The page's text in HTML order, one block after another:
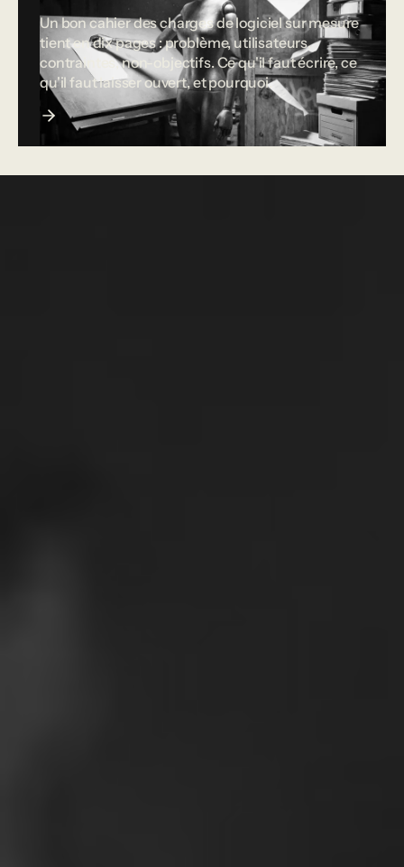
Un bon cahier des charges de logiciel sur mesure
tient en dix pages : problème, utilisateurs,
contraintes, non-objectifs. Ce qu'il faut écrire, ce
qu'il faut laisser ouvert, et pourquoi.